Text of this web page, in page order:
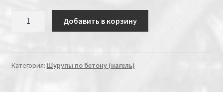
Добавить в корзину
Категория: Шурупы по бетону (нагель)